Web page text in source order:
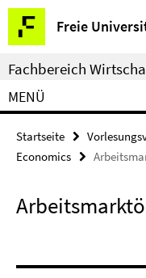
Springe
direkt
zu
Inhalt
Freie
Service-
Navigation
Fachbereich
MENÜ
Startseite
Economics